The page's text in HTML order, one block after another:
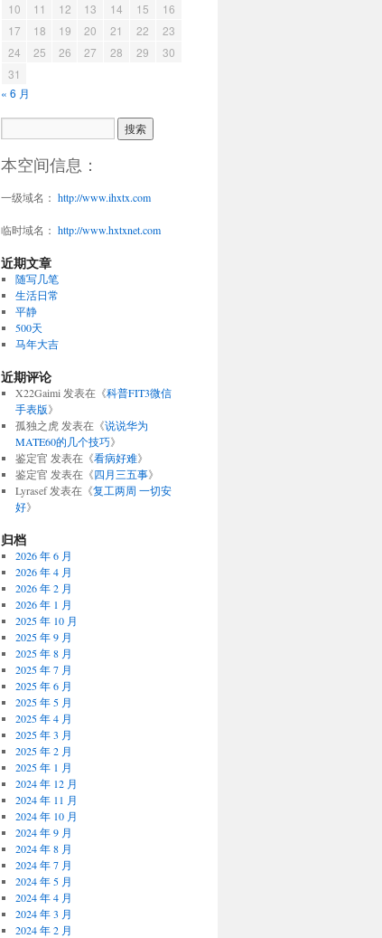
10
11 12 13 14 15
16
17
18 19 20 21 22
23
24
25 26 27 28 29
30
31
« 6 月
本空间信息：
一级域名： http://www.ihxtx.com
临时域名： http://www.hxtxnet.com
近期文章
随写几笔
生活日常
平静
500天
马年大吉
近期评论
X22Gaimi 发表在《科普FIT3微信
手表版》
孤独之虎 发表在《说说华为
MATE60的几个技巧》
鉴定官 发表在《看病好难》
鉴定官 发表在《四月三五事》
Lyrasef发表在《复工两周 一切安
好》
归档
2026 年 6 月
2026 年 4 月
2026 年 2 月
2026 年 1 月
2025 年 10 月
2025 年 9 月
2025 年 8 月
2025 年 7 月
2025 年 6 月
2025 年 5 月
2025 年 4 月
2025 年 3 月
2025 年 2 月
2025 年 1 月
2024 年 12 月
2024 年 11 月
2024 年 10 月
2024 年 9 月
2024 年 8 月
2024 年 7 月
2024 年 5 月
2024 年 4 月
2024 年 3 月
2024 年 2 月